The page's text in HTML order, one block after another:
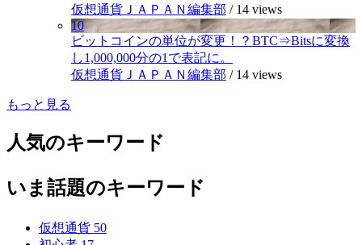
仮想通貨ＪＡＰＡＮ編集部 / 14 views
10
ビットコインの単位が変更！？BTC⇒Bitsに変換
し1,000,000分の1で表記に。
仮想通貨ＪＡＰＡＮ編集部 / 14 views
もっと見る
人気のキーワード
いま話題のキーワード
仮想通貨 50